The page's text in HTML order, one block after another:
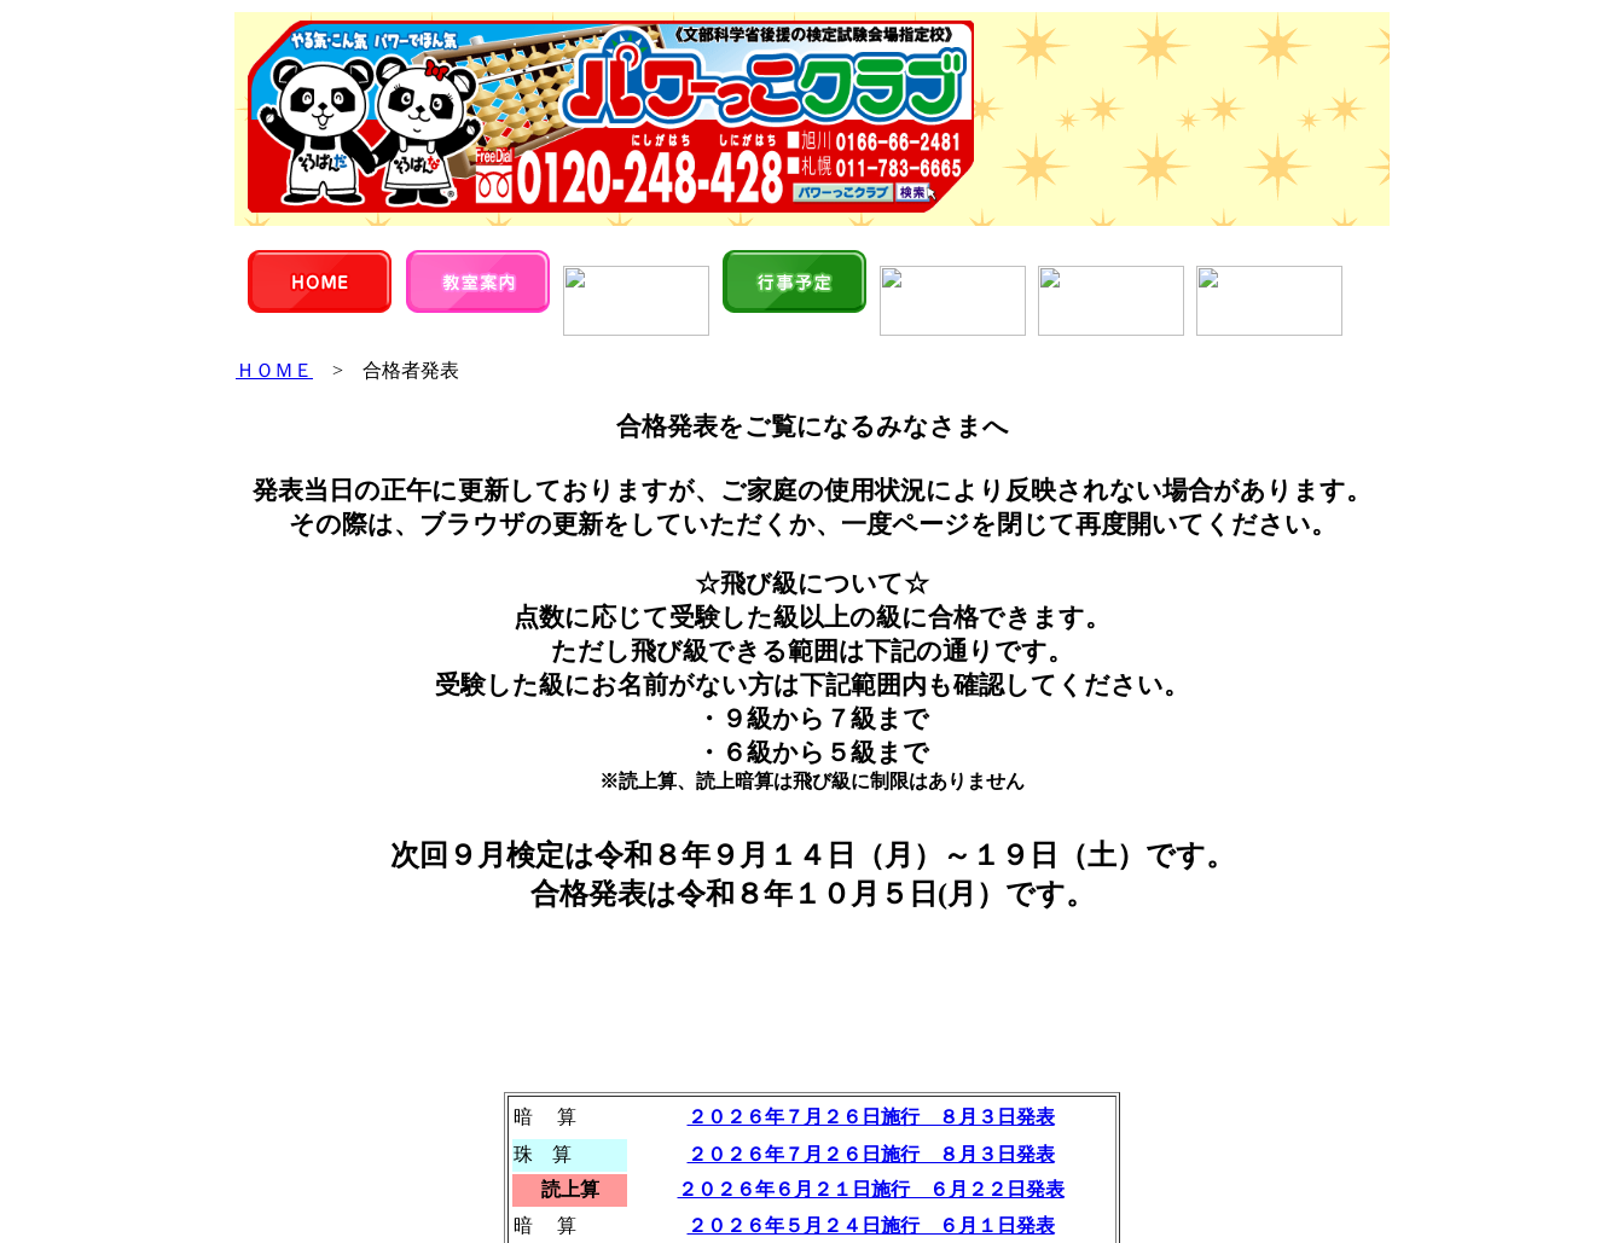
ＨＯＭＥ > 合格者発表
合格発表をご覧になるみなさまへ
発表当日の正午に更新しておりますが、ご家庭の使用状況により反映されない場合があります。
その際は、ブラウザの更新をしていただくか、一度ページを閉じて再度開いてください。
☆飛び級について☆
点数に応じて受験した級以上の級に合格できます。
ただし飛び級できる範囲は下記の通りです。
受験した級にお名前がない方は下記範囲内も確認してください。
・９級から７級まで
・６級から５級まで
※読上算、読上暗算は飛び級に制限はありません
次回９月検定は令和８年９月１４日（月）～１９日（土）です。
合格発表は令和８年１０月５日(月）です。
暗 算
２０２６年７月２６日施行 ８月３日発表
珠 算
２０２６年７月２６日施行 ８月３日発表
読上算
２０２６年６月２１日施行 ６月２２日発表
暗 算
２０２６年５月２４日施行 ６月１日発表